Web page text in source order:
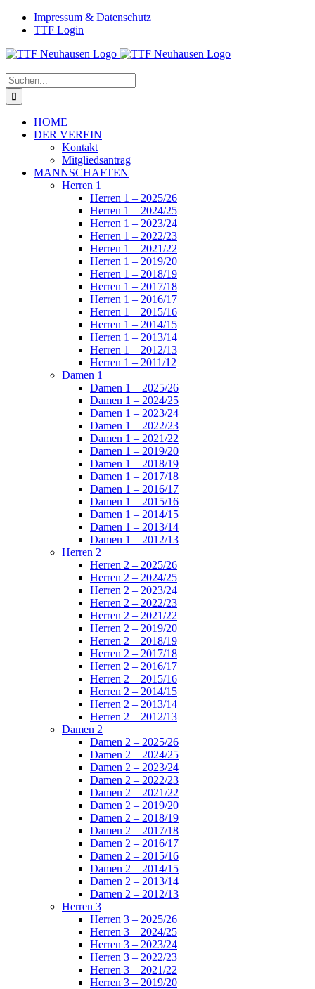
Zum
Inhalt
Facebook
InstagramImpressum & Datenschutz
TTF Login
Suche
nach:
HOME
DER VEREIN
Kontakt
Mitgliedsantrag
MANNSCHAFTEN
Herren 1
Herren 1 – 2025/26
Herren 1 – 2024/25
Herren 1 – 2023/24
Herren 1 – 2022/23
Herren 1 – 2021/22
Herren 1 – 2019/20
Herren 1 – 2018/19
Herren 1 – 2017/18
Herren 1 – 2016/17
Herren 1 – 2015/16
Herren 1 – 2014/15
Herren 1 – 2013/14
Herren 1 – 2012/13
Herren 1 – 2011/12
Damen 1
Damen 1 – 2025/26
Damen 1 – 2024/25
Damen 1 – 2023/24
Damen 1 – 2022/23
Damen 1 – 2021/22
Damen 1 – 2019/20
Damen 1 – 2018/19
Damen 1 – 2017/18
Damen 1 – 2016/17
Damen 1 – 2015/16
Damen 1 – 2014/15
Damen 1 – 2013/14
Damen 1 – 2012/13
Herren 2
Herren 2 – 2025/26
Herren 2 – 2024/25
Herren 2 – 2023/24
Herren 2 – 2022/23
Herren 2 – 2021/22
Herren 2 – 2019/20
Herren 2 – 2018/19
Herren 2 – 2017/18
Herren 2 – 2016/17
Herren 2 – 2015/16
Herren 2 – 2014/15
Herren 2 – 2013/14
Herren 2 – 2012/13
Damen 2
Damen 2 – 2025/26
Damen 2 – 2024/25
Damen 2 – 2023/24
Damen 2 – 2022/23
Damen 2 – 2021/22
Damen 2 – 2019/20
Damen 2 – 2018/19
Damen 2 – 2017/18
Damen 2 – 2016/17
Damen 2 – 2015/16
Damen 2 – 2014/15
Damen 2 – 2013/14
Damen 2 – 2012/13
Herren 3
Herren 3 – 2025/26
Herren 3 – 2024/25
Herren 3 – 2023/24
Herren 3 – 2022/23
Herren 3 – 2021/22
Herren 3 – 2019/20